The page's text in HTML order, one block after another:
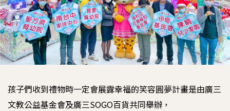
孩子們收到禮物時一定會展露幸福的笑容圓夢計畫是由廣三
文教公益基金會及廣三SOGO百貨共同舉辦，